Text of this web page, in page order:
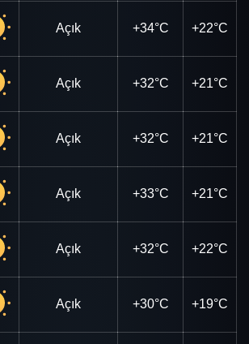
Açık +34°C +22°C
Açık +32°C +21°C
Açık +32°C +21°C
Açık +33°C +21°C
Açık +32°C +22°C
Açık +30°C +19°C